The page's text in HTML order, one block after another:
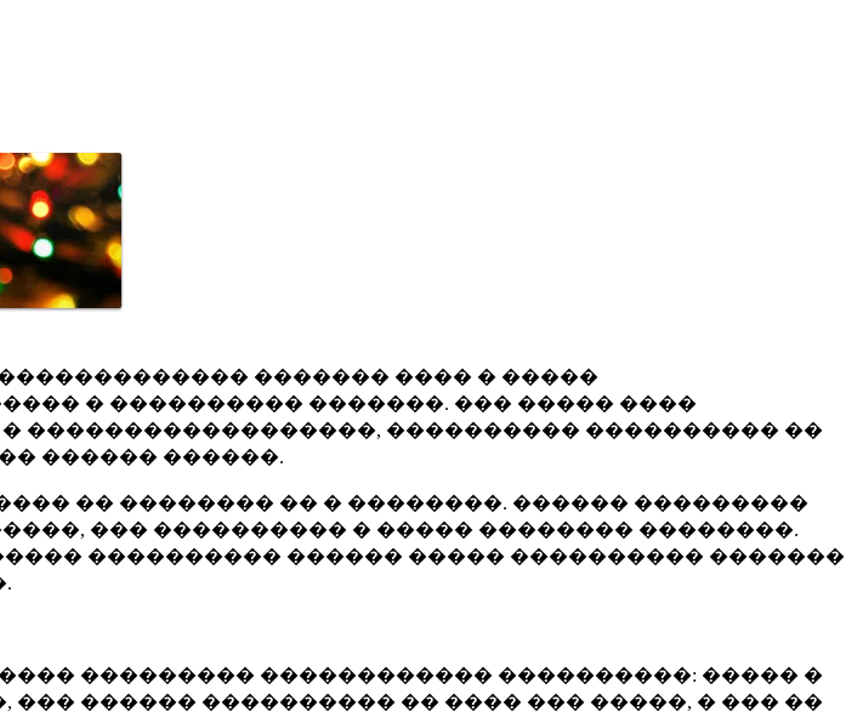
������������� ������� ���� � �����
� ���������� �������. ��� ����� ����
������������������, ���������� ���������� ��
������ ������.
�� �������� �� � ��������. ������ ���������
��� ���������� � ����� �������� ��������.
���������� ������ ����� ���������� �������
.
��������� ������������ ����������: ����� �
������ ���������� �� ���� ��� �����, � ��� ��